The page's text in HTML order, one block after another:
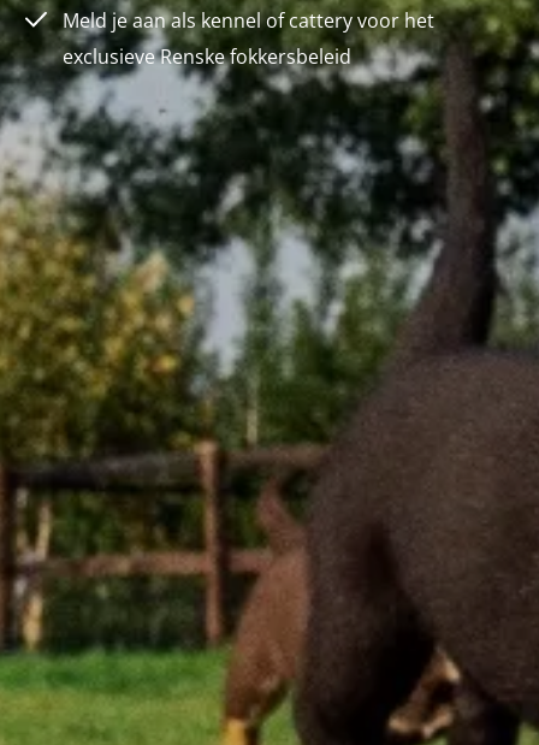
Meld je aan als kennel of cattery voor het
exclusieve Renske fokkersbeleid